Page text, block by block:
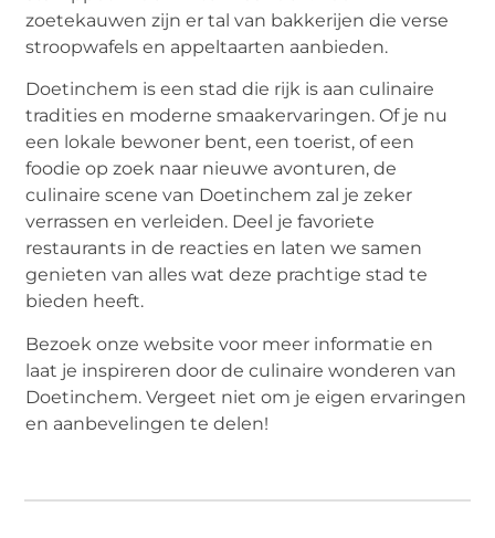
zoetekauwen zijn er tal van bakkerijen die verse
stroopwafels en appeltaarten aanbieden.
Doetinchem is een stad die rijk is aan culinaire
tradities en moderne smaakervaringen. Of je nu
een lokale bewoner bent, een toerist, of een
foodie op zoek naar nieuwe avonturen, de
culinaire scene van Doetinchem zal je zeker
verrassen en verleiden. Deel je favoriete
restaurants in de reacties en laten we samen
genieten van alles wat deze prachtige stad te
bieden heeft.
Bezoek onze website voor meer informatie en
laat je inspireren door de culinaire wonderen van
Doetinchem. Vergeet niet om je eigen ervaringen
en aanbevelingen te delen!